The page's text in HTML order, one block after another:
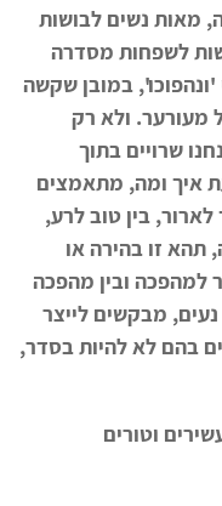
מאות נשים לבושות
לשפחות מסדרה
במובן שקשה
מעורער. ולא רק
שרויים בתוך
איך ומה, מתאמצים
בין טוב לרע,
תהא זו בהירה או
למהפכה ובין מהפכה
מבקשים לייצר
בהם לא להיות בסדר,
וטורים